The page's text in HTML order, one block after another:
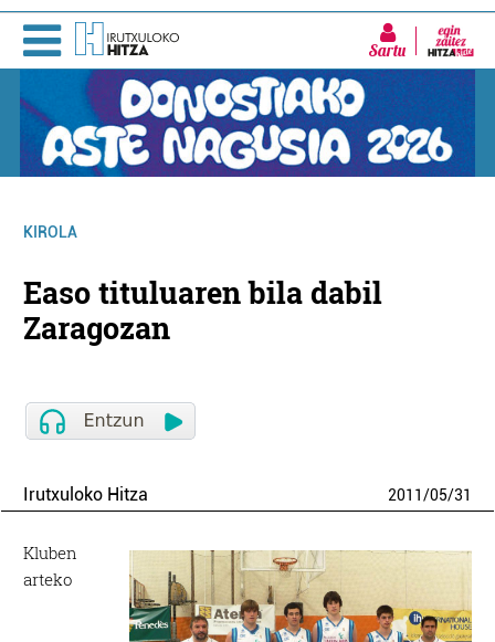
Sartu
KIROLA
Easo tituluaren bila dabil
Zaragozan
Irutxuloko Hitza 2011/05/31
Kluben
arteko